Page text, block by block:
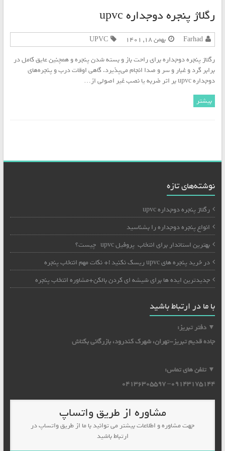
رگلاژ پنجره دوجداره upvc
Farhad بهمن ۱۸, ۱۴۰۱
UPVC
رگلاژ پنجره دوجداره برای راحت باز و بسته شدن پنجره و همچنین عایق کامل در
برابر گرد و غبار و سر و صدا انجام می‌پذیرد. گاهی اوقات درب و پنجره‌های
دوجداره upvc بر اثر ضربه یا نصب غیر اصولی از…
بیشتر
نوشته‌های تازه
رگلاژ پنجره دوجداره upvc
انواع پنجره دوجداره را بشناسید
بهترین استاندار برای انتخاب پروفیل upvc چیست؟
در خرید پنجره های upvc ریسک نکنید !+ نکات مهم انتخاب پنجره
جدیدترین ایده ها برای شیشه ای کردن بالکن+مشاوره انتخاب پنجره
با ما در ارتباط باشید
▼ دفتر تبریز:
جاده قدیم تبریز-تهران، شهرک کندرود، بازرگانی بکتاش
▼ تلفن های تماس:
09143175144– 04136305597
مشاوره از طریق واتساپ
جهت مشاوره و اطلاعات بیشتر می توانید با ما از طریق واتساپ در
ارتباط باشید